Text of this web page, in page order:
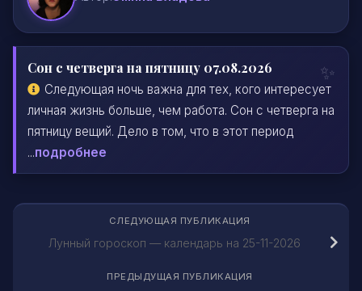
Сон с четверга на пятницу 07.08.2026
Следующая ночь важна для тех, кого интересует
личная жизнь больше, чем работа. Сон с четверга на
пятницу вещий. Дело в том, что в этот период
...подробнее
СЛЕДУЮЩАЯ ПУБЛИКАЦИЯ
Лунный гороскоп — календарь на 25-11-2026
ПРЕДЫДУЩАЯ ПУБЛИКАЦИЯ